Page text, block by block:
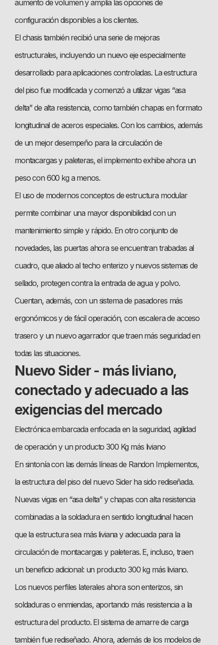
aumento de volumen y amplía las opciones de
configuración disponibles a los clientes.
El chasis también recibió una serie de mejoras
estructurales, incluyendo un nuevo eje especialmente
desarrollado para aplicaciones controladas. La estructura
del piso fue modificada y comenzó a utilizar vigas “asa
delta” de alta resistencia, como también chapas en formato
longitudinal de aceros especiales. Con los cambios, además
de un mejor desempeño para la circulación de
montacargas y paleteras, el implemento exhibe ahora un
peso con 600 kg a menos.
El uso de modernos conceptos de estructura modular
permite combinar una mayor disponibilidad con un
mantenimiento simple y rápido. En otro conjunto de
novedades, las puertas ahora se encuentran trabadas al
cuadro, que aliado al techo enterizo y nuevos sistemas de
sellado, protegen contra la entrada de agua y polvo.
Cuentan, además, con un sistema de pasadores más
ergonómicos y de fácil operación, con escalera de acceso
trasero y un nuevo agarrador que traen más seguridad en
todas las situaciones.
Nuevo Sider - más liviano,
conectado y adecuado a las
exigencias del mercado
Electrónica embarcada enfocada en la seguridad, agilidad
de operación y un producto 300 Kg más liviano
En sintonía con las demás líneas de Randon Implementos,
la estructura del piso del nuevo Sider ha sido rediseñada.
Nuevas vigas en “asa delta” y chapas con alta resistencia
combinadas a la soldadura en sentido longitudinal hacen
que la estructura sea más liviana y adecuada para la
circulación de montacargas y paleteras. E, incluso, traen
un beneficio adicional: un producto 300 kg más liviano.
Los nuevos perfiles laterales ahora son enterizos, sin
soldaduras o enmiendas, aportando más resistencia a la
estructura del producto. El sistema de amarre de carga
también fue rediseñado. Ahora, además de los modelos de